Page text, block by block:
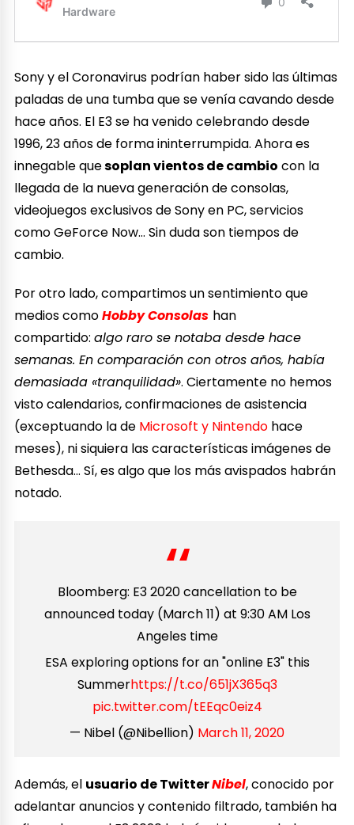
Sony y el Coronavirus podrían haber sido las últimas
paladas de una tumba que se venía cavando desde
hace años. El E3 se ha venido celebrando desde
1996, 23 años de forma ininterrumpida. Ahora es
innegable quesoplan vientos de cambio con la
llegada de la nueva generación de consolas,
videojuegos exclusivos de Sony en PC, servicios
como GeForce Now… Sin duda son tiempos de
cambio.
Por otro lado, compartimos un sentimiento que
medios comoHobby Consolas han
compartido:algo raro se notaba desde hace
semanas. En comparación con otros años, había
demasiada «tranquilidad». Ciertamente no hemos
visto calendarios, confirmaciones de asistencia
(exceptuando la de Microsoft y Nintendo hace
meses), ni siquiera las características imágenes de
Bethesda… Sí, es algo que los más avispados habrán
notado.
Bloomberg: E3 2020 cancellation to be
announced today (March 11) at 9:30 AM Los
Angeles time
ESA exploring options for an "online E3" this
Summerhttps://t.co/651jX365q3
pic.twitter.com/tEEqc0eiz4
— Nibel (@Nibellion) March 11, 2020
Además, el usuario de TwitterNibel, conocido por
adelantar anuncios y contenido filtrado, también ha